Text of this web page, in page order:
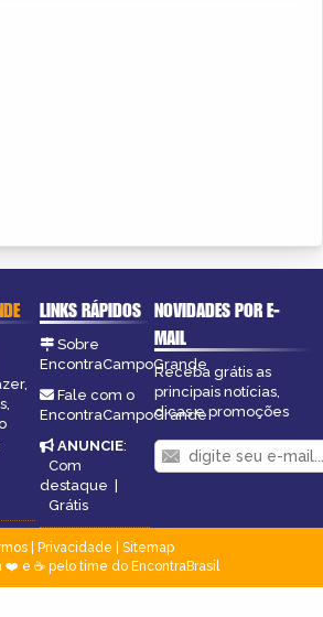
LINKS RÁPIDOS
Sobre
EncontraCampoGrande
Fale com o
EncontraCampoGrande
ANUNCIE:
Com
destaque |
Grátis
NOVIDADES POR E-
MAIL
Receba grátis as
principais notícias,
dicas e promoções
| Privacidade
Sitemap
❤️ e ☕ pelo time do EncontraBrasil